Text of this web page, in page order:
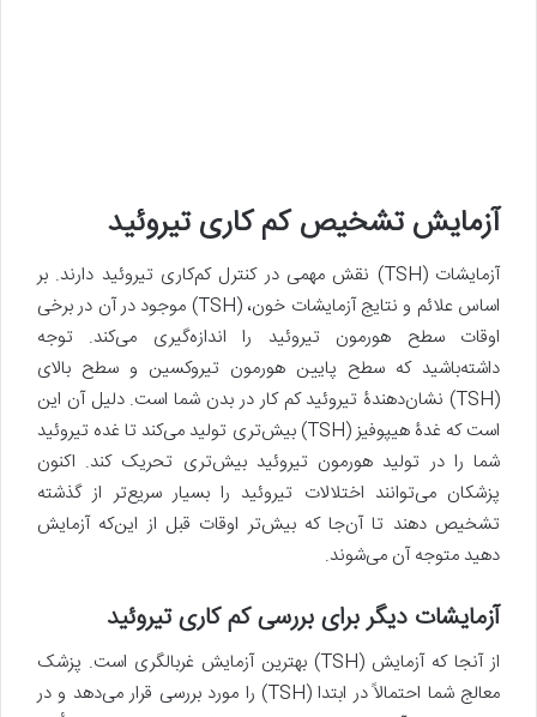
آزمایش تشخیص کم کاری تیروئید
آزمایشات (TSH) نقش مهمی در کنترل کم‌کاری تیروئید دارند. بر
اساس علائم و نتایج آزمایشات خون، (TSH) موجود در آن در برخی
اوقات سطح هورمون تیروئید را اندازه‌گیری می‌کند. توجه
داشته‌باشید که سطح پایین هورمون تیروکسین و سطح بالای
(TSH) نشان‌دهندۀ تیروئید کم کار در بدن شما است. دلیل آن این
است که غدۀ هیپوفیز (TSH) بیش‌تری تولید می‌کند تا غده تیروئید
شما را در تولید هورمون تیروئید بیش‌تری تحریک کند. اکنون
پزشکان می‌توانند اختلالات تیروئید را بسیار سریع‌تر از گذشته
تشخیص دهند تا آن‌جا که بیش‌تر اوقات قبل از این‌که آزمایش
دهید متوجه آن می‌شوند.
آزمایشات دیگر برای بررسی کم کاری تیروئید
از آنجا که آزمایش (TSH) بهترین آزمایش غربالگری است. پزشک
معالج شما احتمالاً در ابتدا (TSH) را مورد بررسی قرار می‌دهد و در